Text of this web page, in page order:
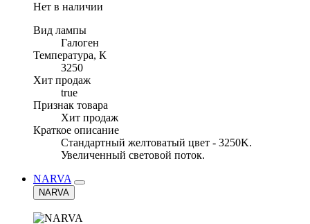
Нет в наличии
Вид лампы
Галоген
Температура, К
3250
Хит продаж
true
Признак товара
Хит продаж
Краткое описание
Стандартный желтоватый цвет - 3250K.
Увеличенный световой поток.
NARVA
NARVA